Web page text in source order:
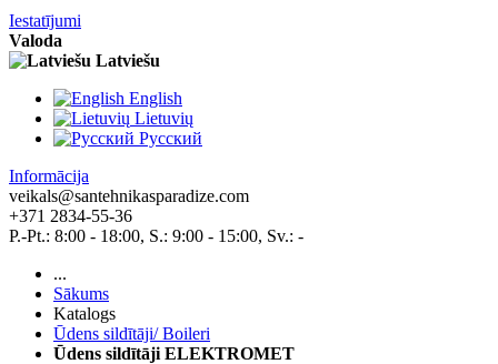
Iestatījumi
Valoda
Latviešu
English
Lietuvių
Pусский
Informācija
veikals@santehnikasparadize.com
+371 2834-55-36
P.-Pt.: 8:00 - 18:00, S.: 9:00 - 15:00, Sv.: -
...
Sākums
Katalogs
Ūdens sildītāji/ Boileri
Ūdens sildītāji ELEKTROMET